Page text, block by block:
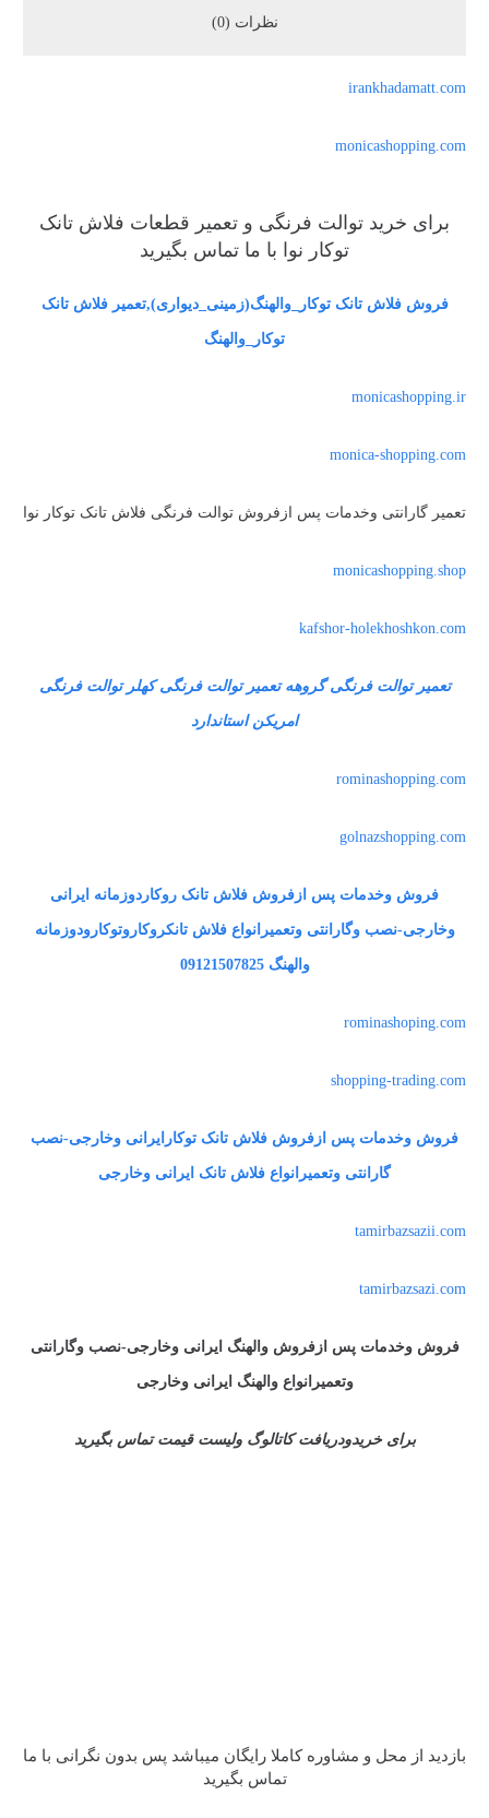
نظرات (0)
irankhadamatt.com
monicashopping.com
برای خرید توالت فرنگی و تعمیر قطعات فلاش تانک
توکار نوا با ما تماس بگیرید
فروش فلاش تانک توکار_والهنگ(زمینی_دیواری),تعمیر فلاش تانک
توکار_والهنگ
monicashopping.ir
monica-shopping.com
تعمیر گارانتی وخدمات پس ازفروش توالت فرنگی فلاش تانک توکار نوا
monicashopping.shop
kafshor-holekhoshkon.com
تعمیر توالت فرنگی گروهه تعمیر توالت فرنگی کهلر توالت فرنگی
امریکن استاندارد
rominashopping.com
golnazshopping.com
فروش وخدمات پس ازفروش فلاش تانک روکاردوزمانه ایرانی
وخارجی-نصب وگارانتی وتعمیرانواع فلاش تانکروکاروتوکارودوزمانه
والهنگ 09121507825
rominashoping.com
shopping-trading.com
فروش وخدمات پس ازفروش فلاش تانک توکارایرانی وخارجی-نصب
گارانتی وتعمیرانواع فلاش تانک ایرانی وخارجی
tamirbazsazii.com
tamirbazsazi.com
فروش وخدمات پس ازفروش والهنگ ایرانی وخارجی-نصب وگارانتی
وتعمیرانواع والهنگ ایرانی وخارجی
برای خریدودریافت کاتالوگ ولیست قیمت تماس بگیرید
بازدید از محل و مشاوره کاملا رایگان میباشد پس بدون نگرانی با ما
تماس بگیرید